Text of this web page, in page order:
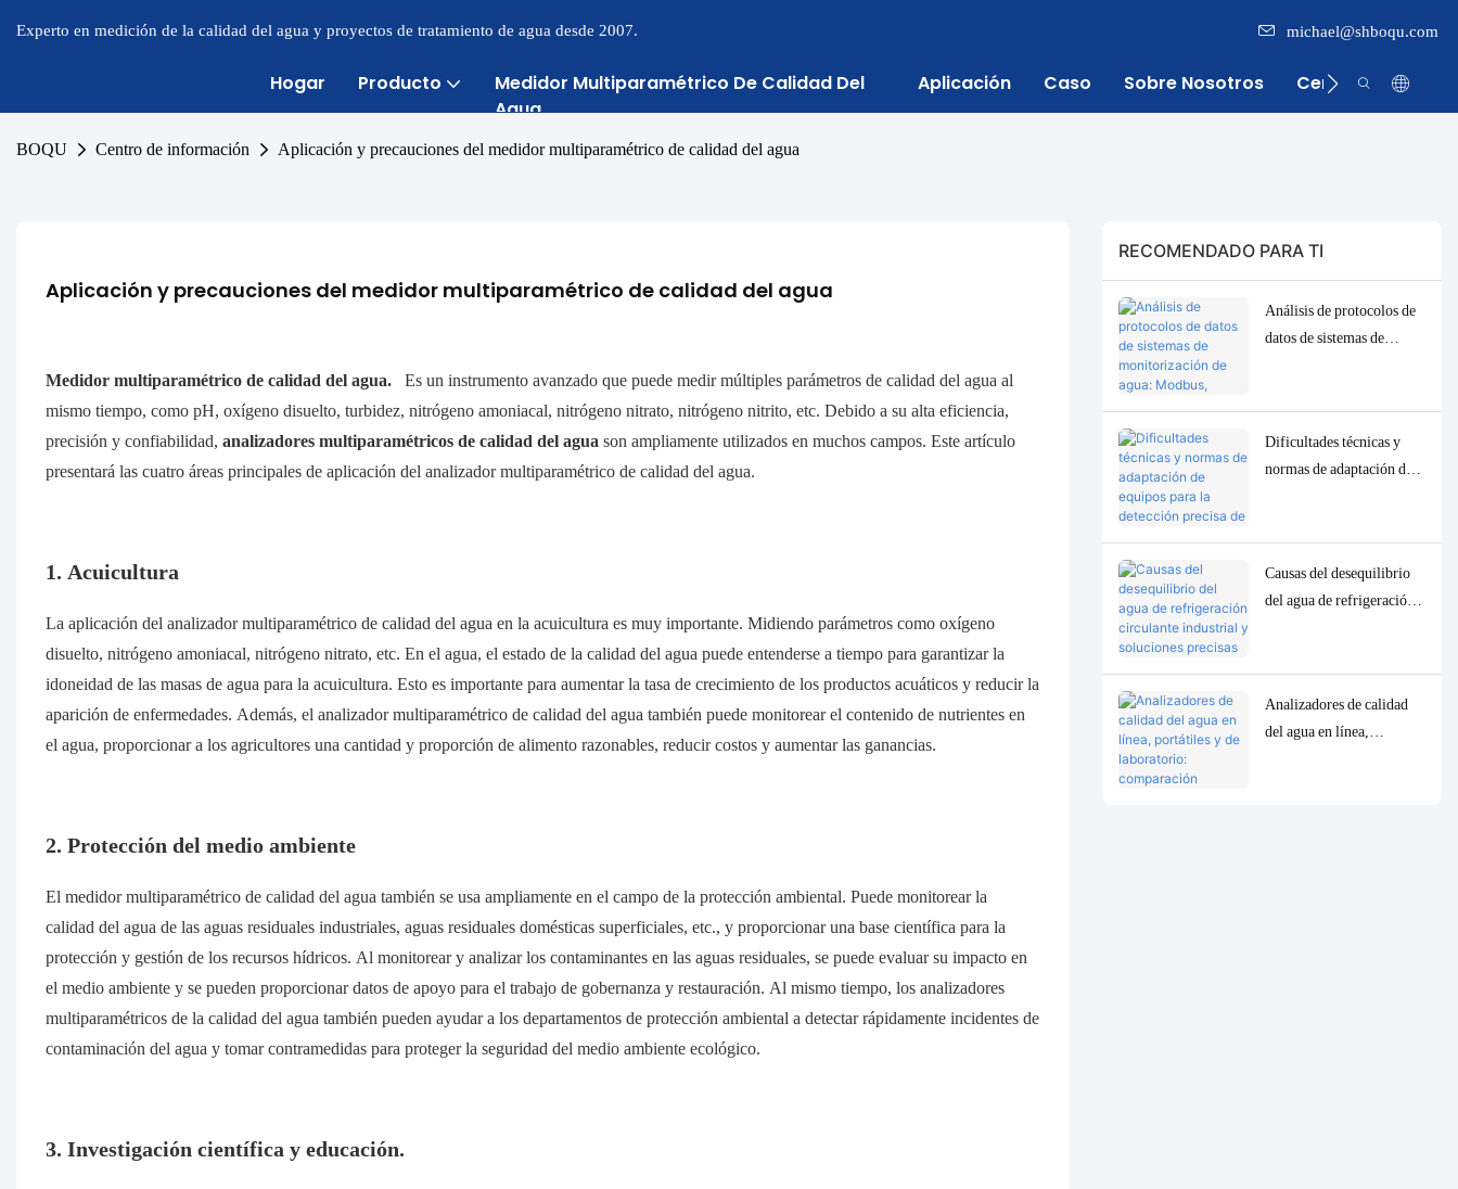
Experto en medición de la calidad del agua y proyectos de tratamiento de agua desde 2007. michael@shboqu.com
Hogar Producto
Medidor Multiparamétrico De Calidad Del
Agua
Aplicación Caso Sobre Nosotros Centro De
BOQU Centro de información Aplicación y precauciones del medidor multiparamétrico de calidad del agua
Aplicación y precauciones del medidor multiparamétrico de calidad del agua
Medidor multiparamétrico de calidad del agua.
Es un instrumento avanzado que puede medir múltiples parámetros de calidad del agua al
mismo tiempo, como pH, oxígeno disuelto, turbidez, nitrógeno amoniacal, nitrógeno nitrato, nitrógeno nitrito, etc. Debido a su alta eficiencia,
precisión y confiabilidad, analizadores multiparamétricos de calidad del agua son ampliamente utilizados en muchos campos. Este artículo
presentará las cuatro áreas principales de aplicación del analizador multiparamétrico de calidad del agua.
1. Acuicultura
La aplicación del analizador multiparamétrico de calidad del agua en la acuicultura es muy importante. Midiendo parámetros como oxígeno
disuelto, nitrógeno amoniacal, nitrógeno nitrato, etc. En el agua, el estado de la calidad del agua puede entenderse a tiempo para garantizar la
idoneidad de las masas de agua para la acuicultura. Esto es importante para aumentar la tasa de crecimiento de los productos acuáticos y reducir la
aparición de enfermedades. Además, el analizador multiparamétrico de calidad del agua también puede monitorear el contenido de nutrientes en
el agua, proporcionar a los agricultores una cantidad y proporción de alimento razonables, reducir costos y aumentar las ganancias.
2. Protección del medio ambiente
El medidor multiparamétrico de calidad del agua también se usa ampliamente en el campo de la protección ambiental. Puede monitorear la
calidad del agua de las aguas residuales industriales, aguas residuales domésticas superficiales, etc., y proporcionar una base científica para la
protección y gestión de los recursos hídricos. Al monitorear y analizar los contaminantes en las aguas residuales, se puede evaluar su impacto en
el medio ambiente y se pueden proporcionar datos de apoyo para el trabajo de gobernanza y restauración. Al mismo tiempo, los analizadores
multiparamétricos de la calidad del agua también pueden ayudar a los departamentos de protección ambiental a detectar rápidamente incidentes de
contaminación del agua y tomar contramedidas para proteger la seguridad del medio ambiente ecológico.
3. Investigación científica y educación.
RECOMENDADO PARA TI
Análisis de protocolos de
datos de sistemas de
Soluciones de adaptación
y depuración.
Dificultades técnicas y
normas de adaptación de
traza de baja
concentración en la
calidad del agua.
Causas del desequilibrio
del agua de refrigeración
control y monitorización.
Analizadores de calidad
del agua en línea,